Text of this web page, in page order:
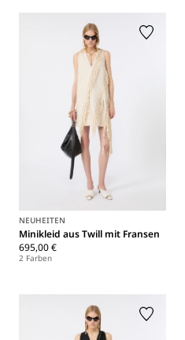
NEUHEITEN
Minikleid aus Twill mit Fransen
695,00 €
2 Farben